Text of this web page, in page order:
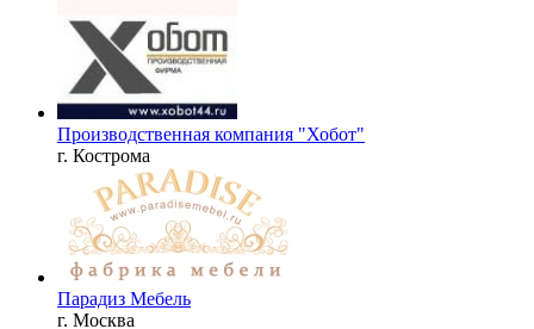
Производственная компания "Хобот"
г. Кострома
Парадиз Мебель
г. Москва